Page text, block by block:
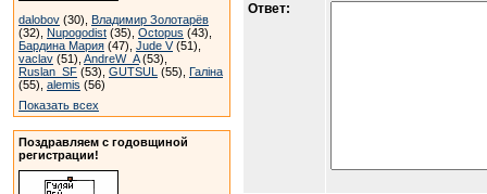
dalobov (30), Владимир Золотарёв
(32), Nupogodist (35), Octopus (43),
Бардина Мария (47), Jude V(51),
vaclav (51), AndreW_A(53),
Ruslan_SF (53), GUTSUL (55), Галіна
(55), alemis (56)
Показать всех
Поздравляем с годовщиной
регистрации!
Ответ: